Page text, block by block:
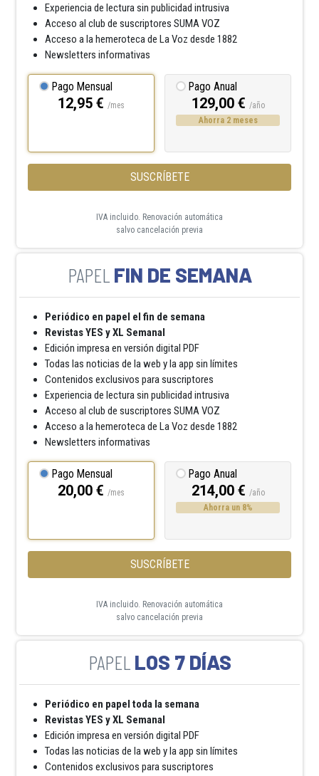
Experiencia de lectura sin publicidad intrusiva
Acceso al club de suscriptores SUMA VOZ
Acceso a la hemeroteca de La Voz desde 1882
Newsletters informativas
Pago Mensual
12,95 € /mes
Pago Anual
129,00 € /año
Ahorra 2 meses
SUSCRÍBETE
IVA incluido. Renovación automática
salvo cancelación previa
FIN DE SEMANA
Periódico en papel el fin de semana
Revistas YES y XL Semanal
Edición impresa en versión digital PDF
Todas las noticias de la web y la app sin límites
Contenidos exclusivos para suscriptores
Experiencia de lectura sin publicidad intrusiva
Acceso al club de suscriptores SUMA VOZ
Acceso a la hemeroteca de La Voz desde 1882
Newsletters informativas
Pago Mensual
20,00 € /mes
Pago Anual
214,00 € /año
Ahorra un 8%
SUSCRÍBETE
IVA incluido. Renovación automática
salvo cancelación previa
LOS 7 DÍAS
Periódico en papel toda la semana
Revistas YES y XL Semanal
Edición impresa en versión digital PDF
Todas las noticias de la web y la app sin límites
Contenidos exclusivos para suscriptores